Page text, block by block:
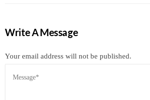
Write A Message
Your email address will not be published.